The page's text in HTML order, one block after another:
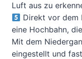
Luft aus zu
Direkt vor dem
eine Hochbahn,
Mit dem
eingestellt und